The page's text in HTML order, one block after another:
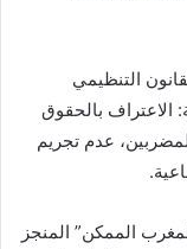
التنظيمي
الاعتراف بالحقوق
عدم تجريم
الممكن” المنجز